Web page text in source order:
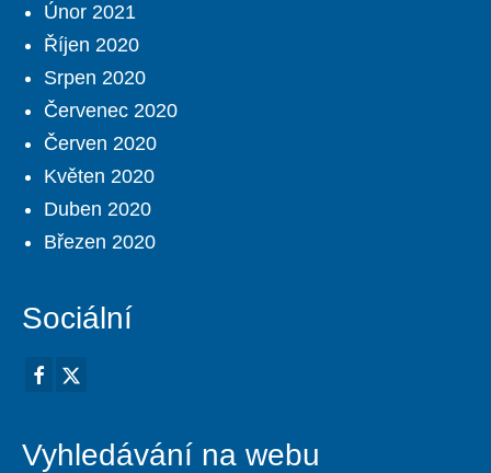
Únor 2021
Říjen 2020
Srpen 2020
Červenec 2020
Červen 2020
Květen 2020
Duben 2020
Březen 2020
Sociální
Vyhledávání na webu